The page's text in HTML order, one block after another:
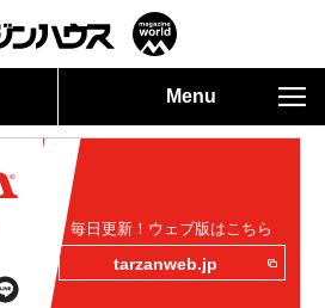
Menu
毎日更新！ウェブ版はこちら
tarzanweb.jp